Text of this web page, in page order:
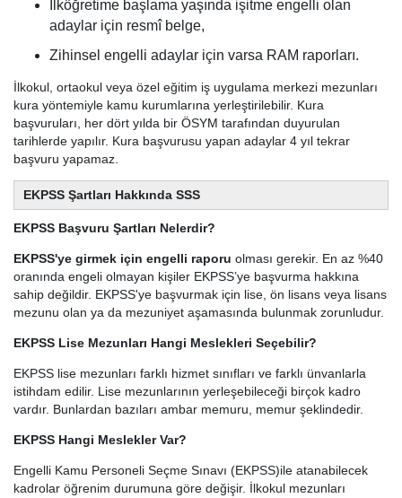
İlköğretime başlama yaşında işitme engelli olan
adaylar için resmî belge,
Zihinsel engelli adaylar için varsa RAM raporları.
İlkokul, ortaokul veya özel eğitim iş uygulama merkezi mezunları
kura yöntemiyle kamu kurumlarına yerleştirilebilir. Kura
başvuruları, her dört yılda bir ÖSYM tarafından duyurulan
tarihlerde yapılır. Kura başvurusu yapan adaylar 4 yıl tekrar
başvuru yapamaz.
EKPSS Şartları Hakkında SSS
EKPSS Başvuru Şartları Nelerdir?
EKPSS'ye girmek için engelli raporu olması gerekir. En az %40
oranında engeli olmayan kişiler EKPSS’ye başvurma hakkına
sahip değildir. EKPSS'ye başvurmak için lise, ön lisans veya lisans
mezunu olan ya da mezuniyet aşamasında bulunmak zorunludur.
EKPSS Lise Mezunları Hangi Meslekleri Seçebilir?
EKPSS lise mezunları farklı hizmet sınıfları ve farklı ünvanlarla
istihdam edilir. Lise mezunlarının yerleşebileceği birçok kadro
vardır. Bunlardan bazıları ambar memuru, memur şeklindedir.
EKPSS Hangi Meslekler Var?
Engelli Kamu Personeli Seçme Sınavı (EKPSS)ile atanabilecek
kadrolar öğrenim durumuna göre değişir. İlkokul mezunları